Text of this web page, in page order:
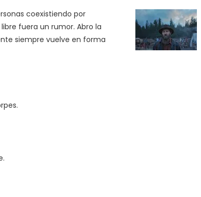
coexistiendo por
fuera un rumor. Abro la
siempre vuelve en forma